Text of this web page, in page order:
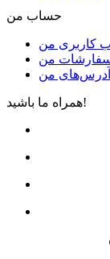
حساب من
کاربری من
من
آدرس‌های من
همراه ما باشید!